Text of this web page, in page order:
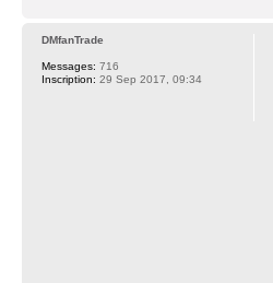
DMfanTrade
Messages: 716
Inscription: 29 Sep 2017, 09:34